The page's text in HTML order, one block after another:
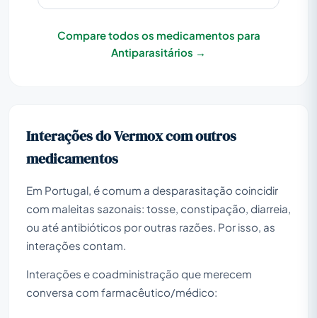
Compare todos os medicamentos para
Antiparasitários →
Interações do Vermox com outros
medicamentos
Em Portugal, é comum a desparasitação coincidir
com maleitas sazonais: tosse, constipação, diarreia,
ou até antibióticos por outras razões. Por isso, as
interações contam.
Interações e coadministração que merecem
conversa com farmacêutico/médico: